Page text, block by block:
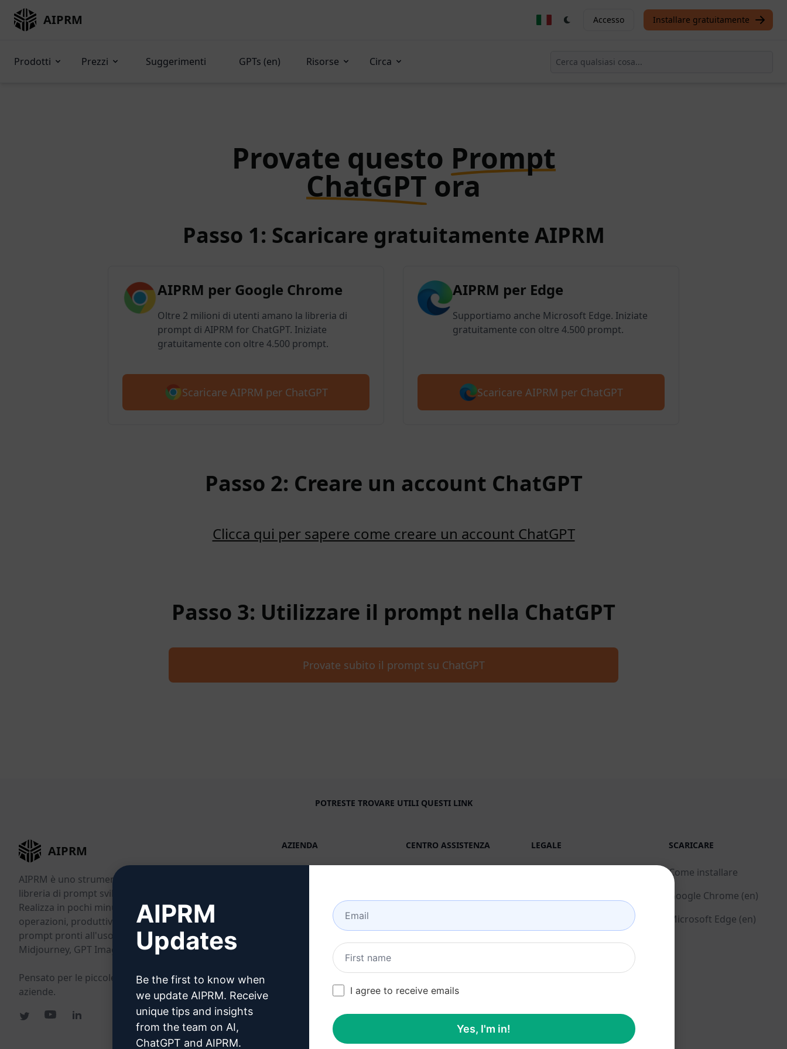
AIPRM Accesso Installare gratuitamente
Prodotti Prezzi Suggerimenti GPTs (en) Risorse Circa
Provate questo Prompt
ChatGPT ora
Passo 1: Scaricare gratuitamente AIPRM
AIPRM per Google Chrome
Oltre 2 milioni di utenti amano la libreria di
prompt di AIPRM for ChatGPT. Iniziate
gratuitamente con oltre 4.500 prompt.
Scaricare AIPRM per ChatGPT
AIPRM per Edge
Supportiamo anche Microsoft Edge. Iniziate
gratuitamente con oltre 4.500 prompt.
Scaricare AIPRM per ChatGPT
Passo 2: Creare un account ChatGPT
Clicca qui per sapere come creare un account ChatGPT
Passo 3: Utilizzare il prompt nella ChatGPT
Provate subito il prompt su ChatGPT
POTRESTE TROVARE UTILI QUESTI LINK
AIPRM
AIPRM è uno strumento di gestione dei prompt e una
libreria di prompt sviluppata dalla community.
Realizza in pochi minuti attività di marketing, vendite,
operazioni, produttività e assistenza clienti grazie a
prompt pronti all'uso per ChatGPT, Claude, Gemini,
Midjourney, GPT Image e molti altri.
Pensato per le piccole imprese. Scelto dalle grandi
aziende.
AZIENDA
Caratteristiche
IA generativa
Prezzi in solitaria (en)
Prezzi di squadra (en)
CENTRO ASSISTENZA
Fatturazione e FAQ (en)
LEGALE
Condizioni di utilizzo
Termini di fatturazione
SCARICARE
Come installare
Google Chrome (en)
Microsoft Edge (en)
AIPRM
Updates
Be the first to know when
we update AIPRM. Receive
unique tips and insights
from the team on AI,
ChatGPT and AIPRM.
I agree to receive emails
Yes, I'm in!